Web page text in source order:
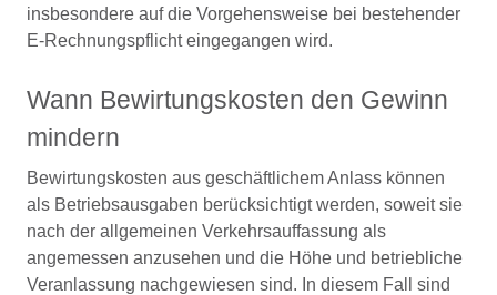
insbesondere auf die Vorgehensweise bei bestehender
E-Rechnungspflicht eingegangen wird.
Wann Bewirtungskosten den Gewinn
mindern
Bewirtungskosten aus geschäftlichem Anlass können
als Betriebsausgaben berücksichtigt werden, soweit sie
nach der allgemeinen Verkehrsauffassung als
angemessen anzusehen und die Höhe und betriebliche
Veranlassung nachgewiesen sind. In diesem Fall sind